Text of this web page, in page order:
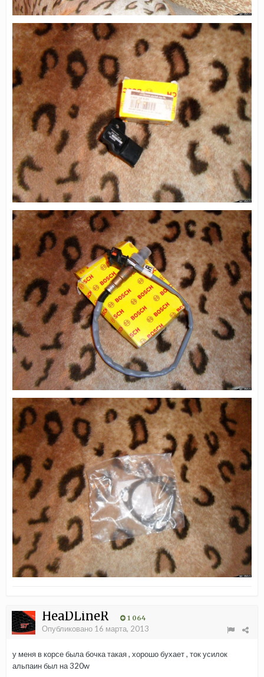
HeaDLineR 1 064
Опубликовано 16 марта, 2013
у меня в корсе была бочка такая , хорошо бухает , ток усилок
альпаин был на 320w